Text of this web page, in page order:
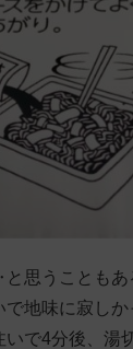
思うこともあ
で地味に寂し
で4分後、湯